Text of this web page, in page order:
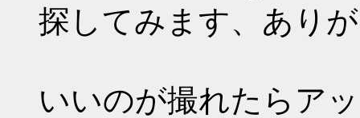
探してみます、あり
いいのが撮れたらア